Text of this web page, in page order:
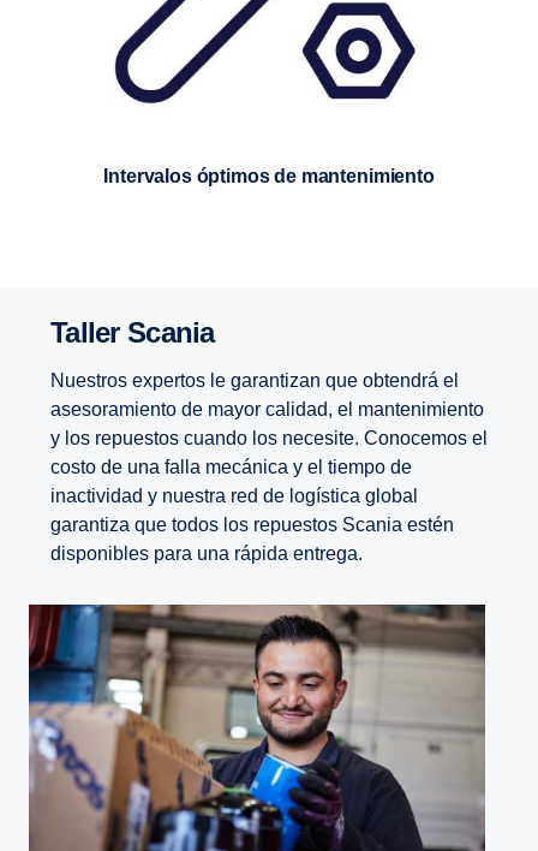
Intervalos óptimos de mantenimiento
Taller Scania
Nuestros expertos le garantizan que obtendrá el
asesoramiento de mayor calidad, el mantenimiento
y los repuestos cuando los necesite. Conocemos el
costo de una falla mecánica y el tiempo de
inactividad y nuestra red de logística global
garantiza que todos los repuestos Scania estén
disponibles para una rápida entrega.